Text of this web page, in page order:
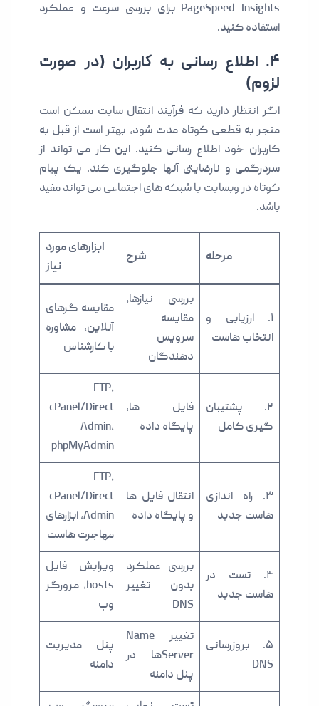
PageSpeed Insights برای بررسی سرعت و عملکرد
استفاده کنید.
۴. اطلاع رسانی به کاربران (در صورت
لزوم)
اگر انتظار دارید که فرآیند انتقال سایت ممکن است
منجر به قطعی کوتاه مدت شود، بهتر است از قبل به
کاربران خود اطلاع رسانی کنید. این کار می تواند از
سردرگمی و نارضایتی آنها جلوگیری کند. یک پیام
کوتاه در وبسایت یا شبکه های اجتماعی می تواند مفید
باشد.
مرحله شرح
ابزارهای مورد
نیاز
۱. ارزیابی و
انتخاب هاست
بررسی نیازها،
مقایسه
سرویس
دهندگان
مقایسه گرهای
آنلاین، مشاوره
با کارشناس
۲. پشتیبان
گیری کامل
فایل ها،
پایگاه داده
FTP،
cPanel/Direct
Admin،
phpMyAdmin
۳. راه اندازی
هاست جدید
انتقال فایل ها
و پایگاه داده
FTP،
cPanel/Direct
Admin، ابزارهای
مهاجرت هاست
۴. تست در
هاست جدید
بررسی عملکرد
بدون تغییر
DNS
ویرایش فایل
hosts، مرورگر
وب
۵. بروزرسانی
DNS
تغییر Name
Serverها در
پنل دامنه
پنل مدیریت
دامنه